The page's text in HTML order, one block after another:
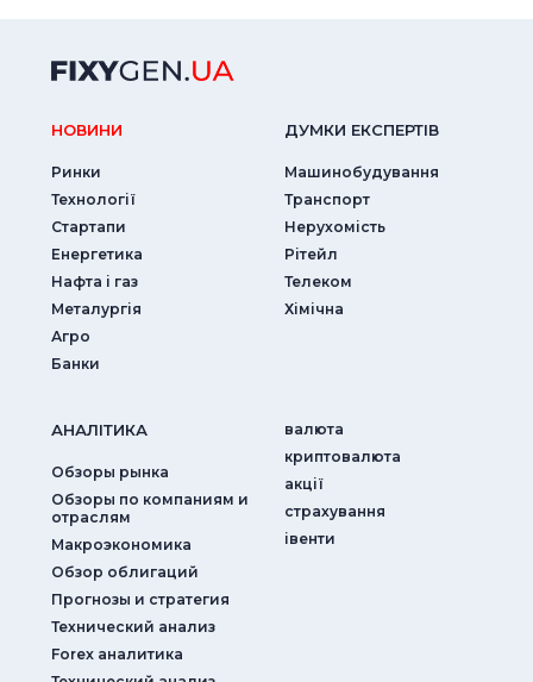
НОВИНИ
Ринки
Технології
Стартапи
Енергетика
Нафта і газ
Металургія
Агро
Банки
ДУМКИ ЕКСПЕРТIВ
Машинобудування
Транспорт
Нерухомість
Рітейл
Телеком
Хімічна
АНАЛIТИКА
Обзоры рынка
Обзоры по компаниям и
отраслям
Макроэкономика
Обзор облигаций
Прогнозы и стратегия
Технический анализ
Forex аналитика
валюта
криптовалюта
акції
страхування
iвенти